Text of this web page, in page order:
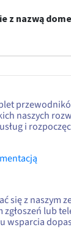
z nazwą
naszych
i
się z naszym
zgłoszeń lub
wsparcia